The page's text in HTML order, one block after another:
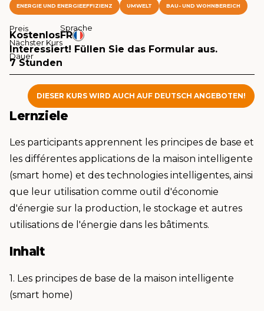
ENERGIE UND ENERGIEEFFIZIENZ UMWELT BAU- UND WOHNBEREICH
Preis
Kostenlos
Sprache
FR
Nächster Kurs
Interessiert! Füllen Sie das Formular aus.
Dauer
7 Stunden
DIESER KURS WIRD AUCH AUF DEUTSCH ANGEBOTEN!
Lernziele
Les participants apprennent les principes de base et
les différentes applications de la maison intelligente
(smart home) et des technologies intelligentes, ainsi
que leur utilisation comme outil d'économie
d'énergie sur la production, le stockage et autres
utilisations de l'énergie dans les bâtiments.
Inhalt
1. Les principes de base de la maison intelligente
(smart home)